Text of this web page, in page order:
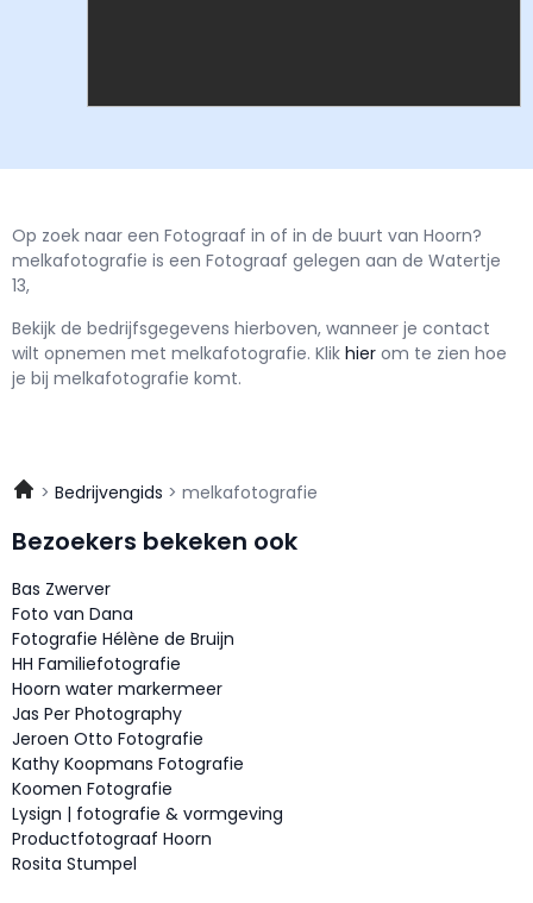
Op zoek naar een Fotograaf in of in de buurt van Hoorn?
melkafotografie is een Fotograaf gelegen aan de Watertje
13,
Bekijk de bedrijfsgegevens hierboven, wanneer je contact
wilt opnemen met melkafotografie. Klik hier om te zien hoe
je bij melkafotografie komt.
Bedrijvengids melkafotografie
Bezoekers bekeken ook
Bas Zwerver
Foto van Dana
Fotografie Hélène de Bruijn
HH Familiefotografie
Hoorn water markermeer
Jas Per Photography
Jeroen Otto Fotografie
Kathy Koopmans Fotografie
Koomen Fotografie
Lysign | fotografie & vormgeving
Productfotograaf Hoorn
Rosita Stumpel